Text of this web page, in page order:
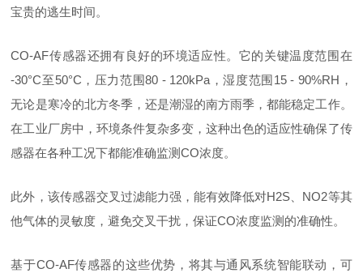
宝贵的逃生时间。
CO-AF传感器还拥有良好的环境适应性。它的关键温度范围在
-30°C至50°C，压力范围80 - 120kPa，湿度范围15 - 90%RH，
无论是寒冷的北方冬季，还是潮湿的南方雨季，都能稳定工作。
在工业厂房中，环境条件复杂多变，这种出色的适应性确保了传
感器在各种工况下都能准确监测CO浓度。
此外，该传感器交叉过滤能力强，能有效降低对H2S、NO2等其
他气体的灵敏度，避免交叉干扰，保证CO浓度监测的准确性。
基于CO-AF传感器的这些优势，将其与通风系统智能联动，可